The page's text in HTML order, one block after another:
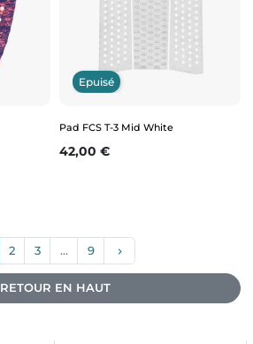
Epuisé
Pad FCS T-3 Mid White
Prix
42,00 €
2 3 … 9 keyboard_arrow_right
RETOUR EN HAUT